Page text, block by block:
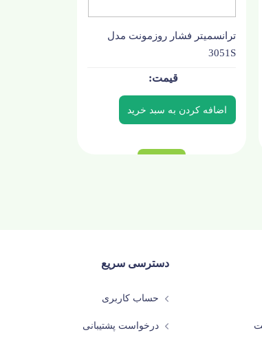
ترانسمیتر فشار روزمونت مدل
3051S
دسترسی سریع
حساب کاربری
درخواست پشتیبانی